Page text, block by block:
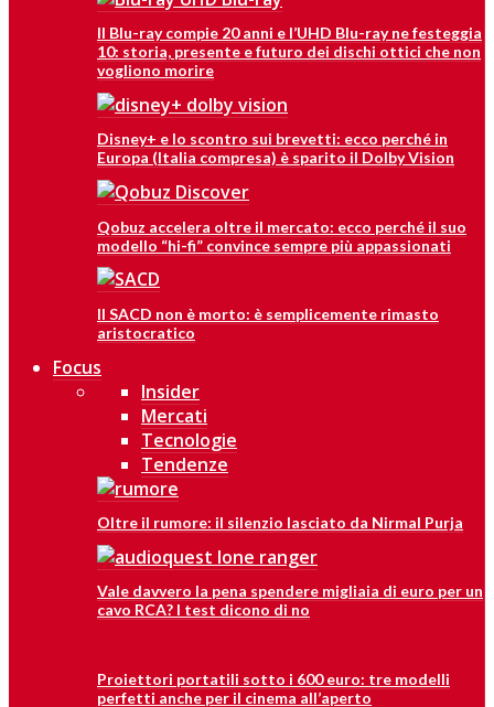
Il Blu-ray compie 20 anni e l’UHD Blu-ray ne festeggia
10: storia, presente e futuro dei dischi ottici che non
vogliono morire
Disney+ e lo scontro sui brevetti: ecco perché in
Europa (Italia compresa) è sparito il Dolby Vision
Qobuz accelera oltre il mercato: ecco perché il suo
modello “hi-fi” convince sempre più appassionati
Il SACD non è morto: è semplicemente rimasto
aristocratico
Focus
Insider
Mercati
Tecnologie
Tendenze
Oltre il rumore: il silenzio lasciato da Nirmal Purja
Vale davvero la pena spendere migliaia di euro per un
cavo RCA? I test dicono di no
Proiettori portatili sotto i 600 euro: tre modelli
perfetti anche per il cinema all’aperto